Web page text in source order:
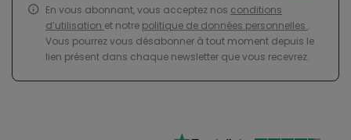
En vous abonnant, vous acceptez nos conditions
d’utilisation et notre politique de données personnelles .
Vous pourrez vous désabonner à tout moment depuis le
lien présent dans chaque newsletter que vous recevrez.